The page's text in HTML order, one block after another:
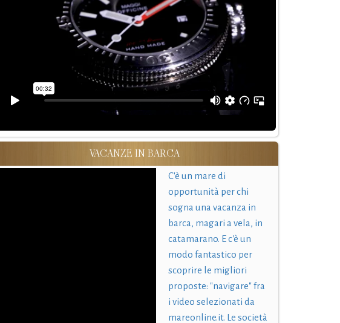
VACANZE IN BARCA
C'è un mare di
opportunità per chi
sogna una vacanza in
barca, magari a vela, in
catamarano. E c'è un
modo fantastico per
scoprire le migliori
proposte: "navigare" fra
i video selezionati da
mareonline.it. Le società